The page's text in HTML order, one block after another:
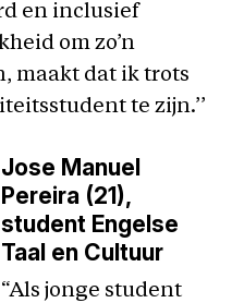
en inclusief
om zo’n
maakt dat ik trots
te zijn.’’
Jose Manuel
Pereira (21),
student Engelse
Taal en Cultuur
“Als jonge student